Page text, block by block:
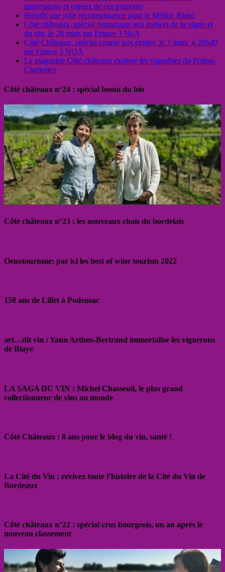
impressions et enjeux de ces primeurs
Bientôt une jolie reconnaissance pour le Médoc Blanc
Côté châteaux, spécial formations aux métiers de la vigne et
du vin, le 28 mars sur France 3 NoA
Côté Châteaux, spécial course aux étoiles, le 7 mars à 20h40
sur France 3 NOA
Le magazine Côté châteaux explore les vignobles du Poitou-
Charentes
Côté châteaux n°24 : spécial boom du bio
Côté châteaux n°23 : les nouveaux chais du bordelais
Oenotourisme: par ici les best of wine tourism 2022
150 ans de Lillet à Podensac
art…dit vin : Yann Arthus-Bertrand immortalise les vignerons
de Blaye
LA SAGA DU VIN : Michel Chasseuil, le plus grand
collectionneur de vins au monde
Côté Châteaux : 8 ans pour le blog du vin, santé !
La Cité du Vin : revivez toute l’histoire de la Cité du Vin de
Bordeaux
Côté châteaux n°22 : spécial crus bourgeois, un an après le
nouveau classement